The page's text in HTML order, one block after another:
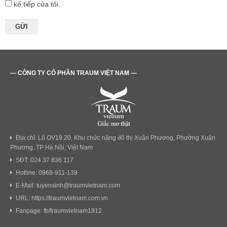
kế tiếp của tôi.
— CÔNG TY CỔ PHẦN TRAUM VIỆT NAM —
Địa chỉ: Lô OV19.20, Khu chức năng đô thị Xuân Phương, Phường Xuân
Phương, TP Hà Nội, Việt Nam
SĐT: 024 37 836 117
Hotline: 0969-911-139
E-Mail: tuyensinh@traumvietnam.com
URL: https://traumvietnam.com.vn
Fanpage: fb/traumvietnam1912